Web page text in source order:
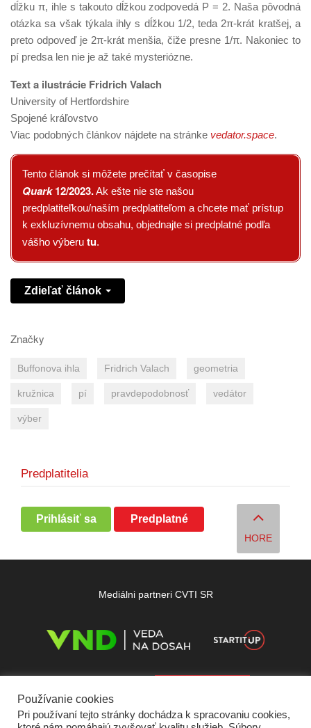
dĺžku π, ihle s takouto dĺžkou zodpovedá P = 2. Naša pôvodná
otázka sa však týkala ihly s dĺžkou 1/2, teda 2π-krát kratšej, a
preto odpoveď je 2π-krát menšia, čiže presne 1/π. Nakoniec to
pí predsa len nie je až také mysteriózne.
Text a ilustrácie Fridrich Valach
University of Hertfordshire
Spojené kráľovstvo
Viac podobných článkov nájdete na stránke vedator.space.
Tento článok si môžete prečítať v časopise
Quark12/2023.Ak ešte nie ste našou
predplatiteľkou/naším predplatiteľom a chcete mať prístup
k exkluzívnemu obsahu, objednajte si predplatné podľa
vášho výberu tu.
Zdieľať článok
Značky
Buffonova ihla Fridrich Valach geometria
kružnica pí pravdepodobnosť vedátor
výber
Predplatitelia
Prihlásiť sa Predplatné
HORE
Mediálni partneri CVTI SR
Používanie cookies
Pri používaní tejto stránky dochádza k spracovaniu cookies,